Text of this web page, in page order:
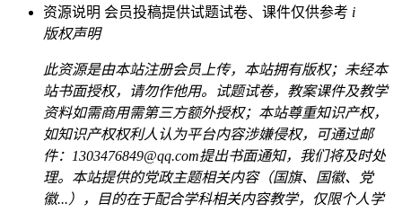
资源说明 会员投稿提供试题试卷、课件仅供参考 i
版权声明
此资源是由本站注册会员上传，本站拥有版权；未经本
站书面授权，请勿作他用。试题试卷，教案课件及教学
资料如需商用需第三方额外授权；本站尊重知识产权，
如知识产权权利人认为平台内容涉嫌侵权，可通过邮
件：1303476849@qq.com提出书面通知，我们将及时处
理。本站提供的党政主题相关内容（国旗、国徽、党
徽...），目的在于配合学科相关内容教学，仅限个人学